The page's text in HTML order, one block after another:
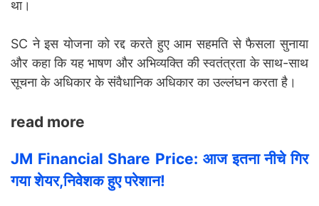
था।
SC ने इस योजना को रद्द करते हुए आम सहमति से फैसला सुनाया
और कहा कि यह भाषण और अभिव्यक्ति की स्वतंत्रता के साथ-साथ
सूचना के अधिकार के संवैधानिक अधिकार का उल्लंघन करता है।
read more
JM Financial Share Price: आज इतना नीचे गिर
गया शेयर,निवेशक हुए परेशान!